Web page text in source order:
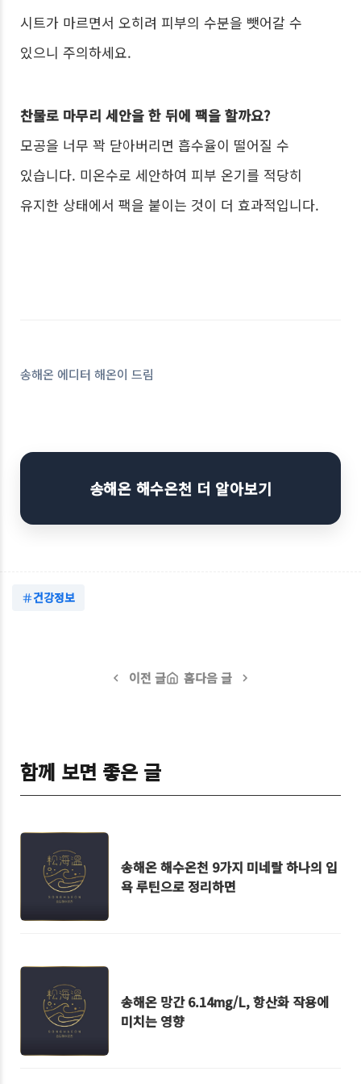
시트가 마르면서 오히려 피부의 수분을 뺏어갈 수
있으니 주의하세요.
찬물로 마무리 세안을 한 뒤에 팩을 할까요?
모공을 너무 꽉 닫아버리면 흡수율이 떨어질 수
있습니다. 미온수로 세안하여 피부 온기를 적당히
유지한 상태에서 팩을 붙이는 것이 더 효과적입니다.
송해온 에디터 해온이 드림
송해온 해수온천 더 알아보기
건강정보
이전 글 홈다음 글
함께 보면 좋은 글
송해온 해수온천 9가지 미네랄 하나의 입
욕 루틴으로 정리하면
송해온 망간 6.14mg/L, 항산화 작용에
미치는 영향